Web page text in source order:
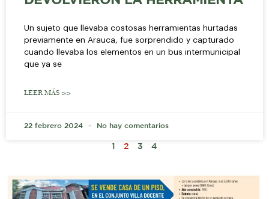
Un sujeto que llevaba costosas herramientas hurtadas
previamente en Arauca, fue sorprendido y capturado
cuando llevaba los elementos en un bus intermunicipal
que ya se
LEER MÁS >>
22 febrero 2024 No hay comentarios
1 2 3 4